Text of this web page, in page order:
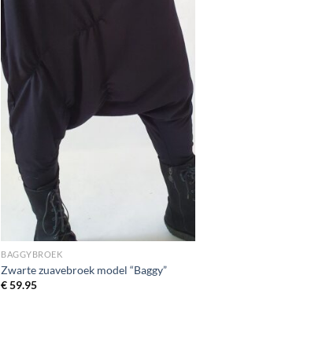
BAGGYBROEK
Zwarte zuavebroek model “Baggy”
€59.95